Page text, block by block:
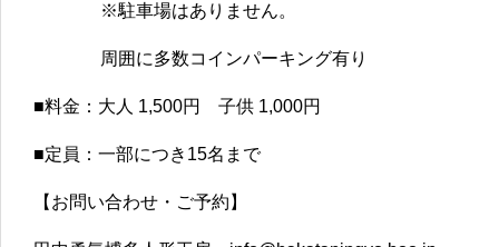
※駐車場はありません。
周囲に多数コインパーキング有り
■料金：大人 1,500円 子供 1,000円
■定員：一部につき15名まで
【お問い合わせ・ご予約】